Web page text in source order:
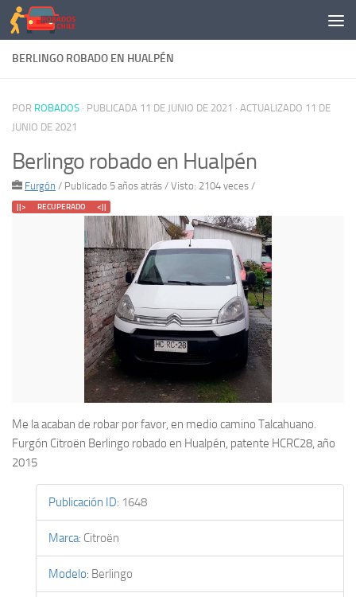
Saltar al contenido
BERLINGO ROBADO EN HUALPÉN
POR ROBADOS · PUBLICADA 11 DE JUNIO DE 2021 · ACTUALIZADO 11 DE
JUNIO DE 2021
Berlingo robado en Hualpén
Furgón / Publicado 5 años atrás / Visto: 2104 veces /
||> RECUPERADO <||
Me la acaban de robar por favor, en medio camino Talcahuano.
Furgón Citroën Berlingo robado en Hualpén, patente HCRC28, año
2015
Publicación ID: 1648
Marca: Citroën
Modelo: Berlingo